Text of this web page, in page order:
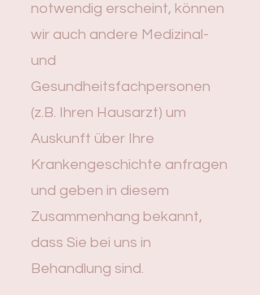
notwendig erscheint, können
wir auch andere Medizinal-
und
Gesundheitsfachpersonen
(z.B. Ihren Hausarzt) um
Auskunft über Ihre
Krankengeschichte anfragen
und geben in diesem
Zusammenhang bekannt,
dass Sie bei uns in
Behandlung sind.